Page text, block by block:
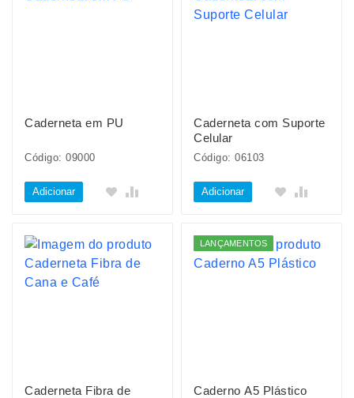
Caderneta em PU
Código: 09000
Adicionar
Caderneta com Suporte
Celular
Código: 06103
Adicionar
Caderneta Fibra de
LANÇAMENTOS
Caderno A5 Plástico